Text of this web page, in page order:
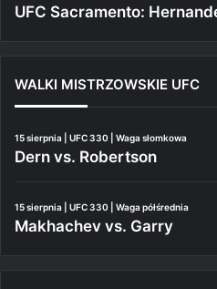
UFC Sacramento:
WALKI MISTRZOWSKIE UFC
15 sierpnia | UFC 330 | Waga słomkowa
Dern vs. Robertson
15 sierpnia | UFC 330 | Waga półśrednia
Makhachev vs. Garry